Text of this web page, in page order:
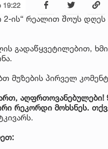
19:22
2-ის“ რეალით შოუს
გადაწყვეტილებით,
მუზების პირველ
აღფრთოვანებულები!
რეკორდი მოხსნეს.